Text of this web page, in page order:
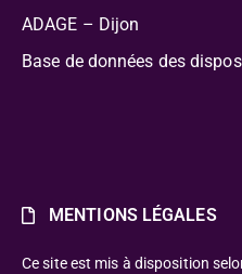
ADAGE – Dijon
Base de données des
MENTIONS LÉGALES
Ce site est mis à disposition